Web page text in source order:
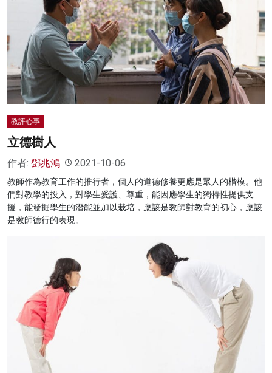
教評心事
立德樹人
作者: 鄧兆鴻 2021-10-06
教師作為教育工作的推行者，個人的道德修養更應是眾人的楷模。他
們對教學的投入，對學生愛護、尊重，能因應學生的獨特性提供支
援，能發掘學生的潛能並加以栽培，應該是教師對教育的初心，應該
是教師德行的表現。